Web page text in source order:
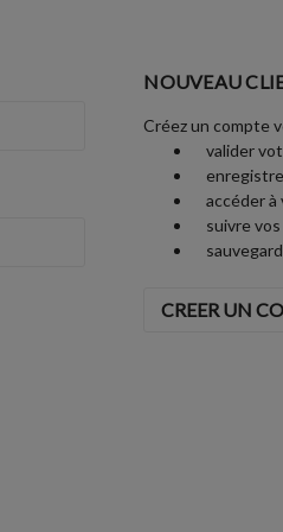
NOUVEAU
Créez un compte
valider
accéder
suivre
CREER UN